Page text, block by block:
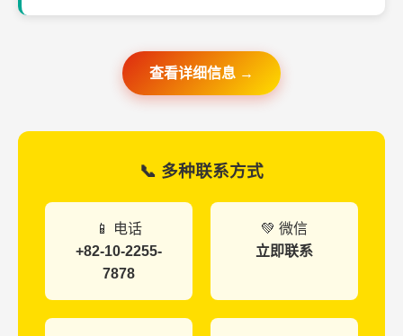
查看详细信息 →
📞 多种联系方式
📱 电话
+82-10-2255-
7878
💚 微信
立即联系